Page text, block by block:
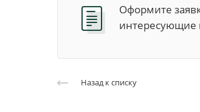
Оформите
интересующие
Назад к списку